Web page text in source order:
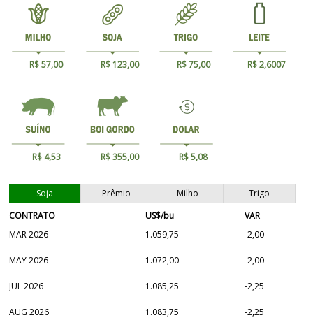
R$ 57,00 R$ 123,00 R$ 75,00 R$ 2,6007
R$ 4,53 R$ 355,00 R$ 5,08
Soja Prêmio Milho
Trigo
CONTRATO
US$/bu
VAR
MAR 2026
1.059,75 -2,00
MAY 2026 1.072,00 -2,00
JUL 2026 1.085,25 -2,25
AUG 2026 1.083,75 -2,25